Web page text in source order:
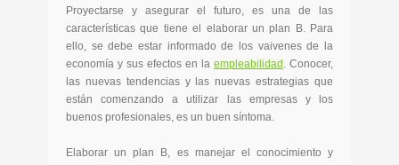
Proyectarse y asegurar el futuro, es una de las
características que tiene el elaborar un plan B. Para
ello, se debe estar informado de los vaivenes de la
economía y sus efectos en la empleabilidad . Conocer,
las nuevas tendencias y las nuevas estrategias que
están comenzando a utilizar las empresas y los
buenos profesionales, es un buen síntoma.
Elaborar un plan B, es manejar el conocimiento y